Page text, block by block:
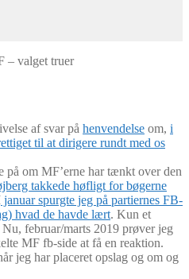
– valget truer
af svar på henvendelse om, i
til at dirigere rundt med os
på om MF’erne har tænkt over den
takkede høfligt for bøgerne
januar spurgte jeg på partiernes FB-
hvad de havde lært. Kun et
februar/marts 2019 prøver jeg
MF fb-side at få en reaktion.
jeg har placeret opslag og om og